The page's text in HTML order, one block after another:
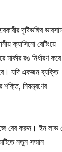
দৃষ্টিভঙ্গির
ক্যাসিনো রেটিংয়ে
রঙ নির্ধারণ করে
যদি একজন ব্যক্তি
নিয়ন্ত্রণের
বের করুন। ইন লাভ
নতুন সম্মান